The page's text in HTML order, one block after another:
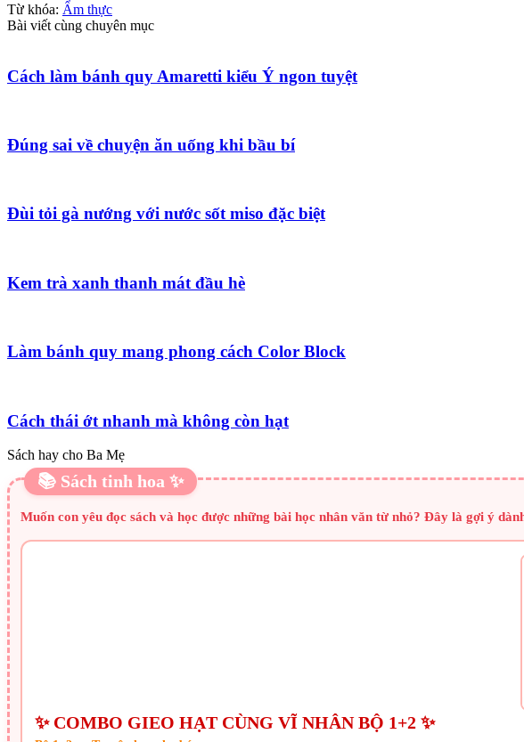
Từ khóa: Ẩm thực
Bài viết cùng chuyên mục
Cách làm bánh quy Amaretti kiểu Ý ngon tuyệt
Đúng sai về chuyện ăn uống khi bầu bí
Đùi tỏi gà nướng với nước sốt miso đặc biệt
Kem trà xanh thanh mát đầu hè
Làm bánh quy mang phong cách Color Block
Cách thái ớt nhanh mà không còn hạt
Sách hay cho Ba Mẹ
📚 Sách tinh hoa ✨
Muốn con yêu đọc sách và học được những bài học nhân văn từ nhỏ? Đây là gợi ý
✨ COMBO GIEO HẠT CÙNG VĨ NHÂN BỘ 1+2 ✨